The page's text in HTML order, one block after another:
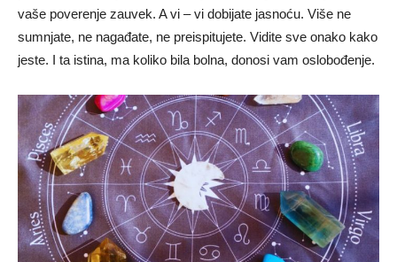
vaše poverenje zauvek. A vi – vi dobijate jasnoću. Više ne
sumnjate, ne nagađate, ne preispitujete. Vidite sve onako kako
jeste. I ta istina, ma koliko bila bolna, donosi vam oslobođenje.